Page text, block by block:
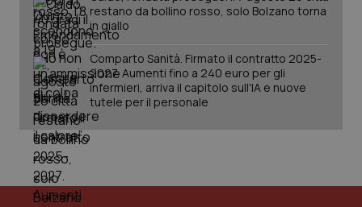
restano da bollino rosso, solo Bolzano torna
in giallo
Comparto Sanità. Firmato il contratto 2025-
2027. Aumenti fino a 240 euro per gli
infermieri, arriva il capitolo sull'IA e nuove
tutele per il personale
PHPSESSID
PHP.net